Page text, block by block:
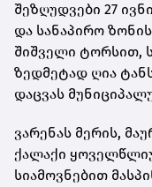
შეზღუდვები 27
და სანაპირო
შიშველი ტორსით,
ზედმეტად ღია
დაცვას
ვარენას მერის,
ქალაქი
სიამოვნებით